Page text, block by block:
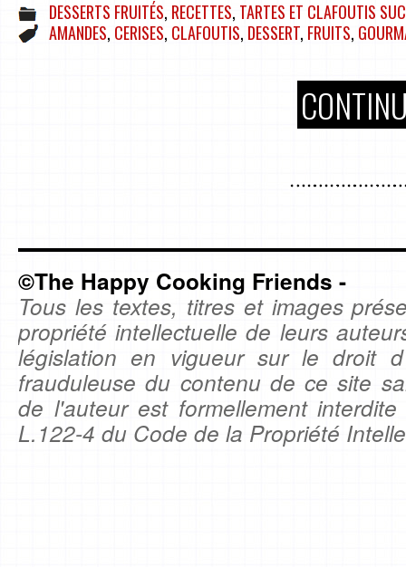
DESSERTS FRUITÉS, RECETTES, TARTES ET CLAFOUTIS
AMANDES, CERISES, CLAFOUTIS, DESSERT, FRUITS,
©The Happy Cooking Friends -
Tous les textes, titres et images
propriété intellectuelle de leurs
législation en vigueur sur le droit
frauduleuse du contenu de ce site
de l'auteur est formellement
L.122-4 du Code de la Propriété